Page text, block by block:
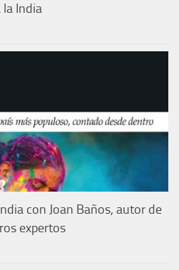
la India
con Joan Baños, autor de
expertos